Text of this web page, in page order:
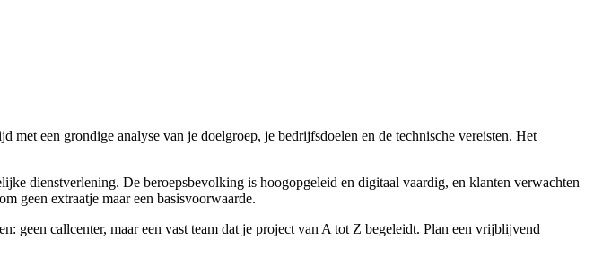
een grondige analyse van je doelgroep, je bedrijfsdoelen en de technische vereisten. Het
dienstverlening. De beroepsbevolking is hoogopgeleid en digitaal vaardig, en klanten verwachten
geen extraatje maar een basisvoorwaarde.
callcenter, maar een vast team dat je project van A tot Z begeleidt. Plan een vrijblijvend